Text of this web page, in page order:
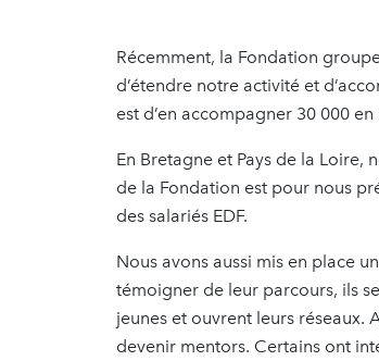
Récemment, la Fondation
d’étendre notre activité et
est d’en accompagner 30 000 en
En Bretagne et Pays de la Loire,
de la Fondation est pour nous
des salariés EDF.
Nous avons aussi mis en place
témoigner de leur parcours, ils
jeunes et ouvrent leurs réseaux.
devenir mentors. Certains ont